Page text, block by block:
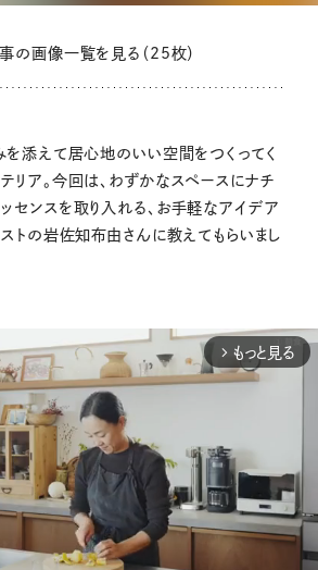
の画像一覧を見る（25枚）
を添えて居心地のいい空間をつくってく
リア。今回は、わずかなスペースにナチ
センスを取り入れる、お手軽なアイデア
ストの岩佐知布由さんに教えてもらいまし
arrow_forward_ios もっと見る